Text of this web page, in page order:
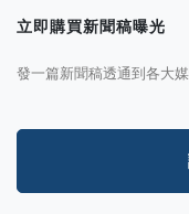
立即購買新聞稿曝光
發一篇新聞稿透通到各大